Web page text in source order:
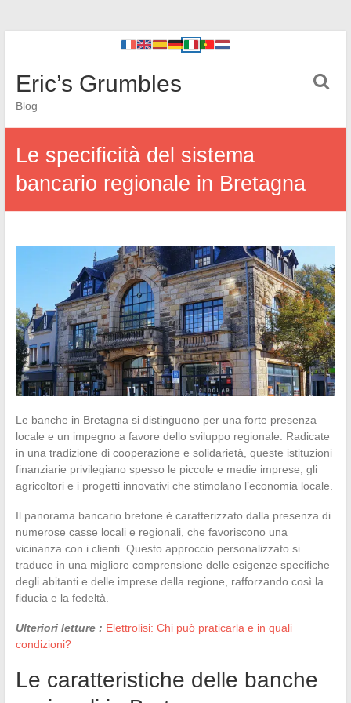
Eric’s Grumbles
Blog
Le specificità del sistema
bancario regionale in Bretagna
Le banche in Bretagna si distinguono per una forte presenza
locale e un impegno a favore dello sviluppo regionale. Radicate
in una tradizione di cooperazione e solidarietà, queste istituzioni
finanziarie privilegiano spesso le piccole e medie imprese, gli
agricoltori e i progetti innovativi che stimolano l’economia locale.
Il panorama bancario bretone è caratterizzato dalla presenza di
numerose casse locali e regionali, che favoriscono una
vicinanza con i clienti. Questo approccio personalizzato si
traduce in una migliore comprensione delle esigenze specifiche
degli abitanti e delle imprese della regione, rafforzando così la
fiducia e la fedeltà.
Ulteriori letture : Elettrolisi: Chi può praticarla e in quali
condizioni?
Le caratteristiche delle banche